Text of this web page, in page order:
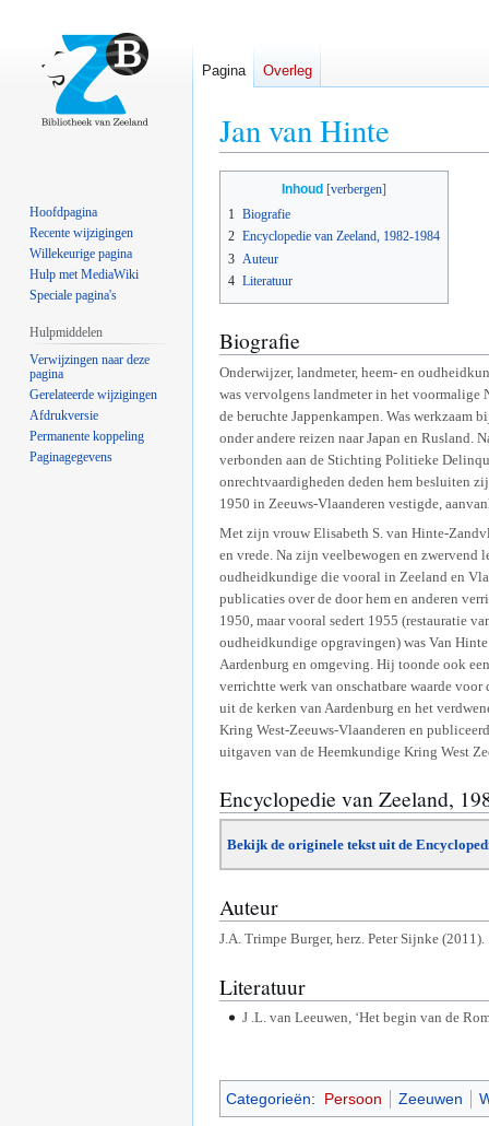
Jan van Hinte
navigatie
springen
zoeken
springen
Inhoud
1 Biografie
2 Encyclopedie van Zeeland, 1982-1984
3 Auteur
4 Literatuur
Biografie
Onderwijzer, landmeter, heem- en
was vervolgens landmeter in het voormalige
de beruchte Jappenkampen. Was
onder andere reizen naar Japan en Rusland.
verbonden aan de Stichting Politieke
onrechtvaardigheden deden hem besluiten
1950 in Zeeuws-Vlaanderen vestigde,
Met zijn vrouw Elisabeth S. van Hinte-
en vrede. Na zijn veelbewogen en
oudheidkundige die vooral in Zeeland en
publicaties over de door hem en anderen
1950, maar vooral sedert 1955 (restauratie
oudheidkundige opgravingen) was Van
Aardenburg en omgeving. Hij toonde ook
verrichtte werk van onschatbare waarde
uit de kerken van Aardenburg en het
Kring West-Zeeuws-Vlaanderen en
uitgaven van de Heemkundige Kring West
Encyclopedie van Zeeland,
Bekijk de originele tekst uit de
Auteur
J.A. Trimpe Burger, herz. Peter Sijnke (2011).
Literatuur
J .L. van Leeuwen, ‘Het begin van de
Categorieën: Persoon Zeeuwen
Pagina Overleg
Hoofdpagina
Recente wijzigingen
Willekeurige pagina
Hulp met MediaWiki
Speciale pagina's
Hulpmiddelen
Verwijzingen naar deze
pagina
Gerelateerde wijzigingen
Afdrukversie
Permanente koppeling
Paginagegevens